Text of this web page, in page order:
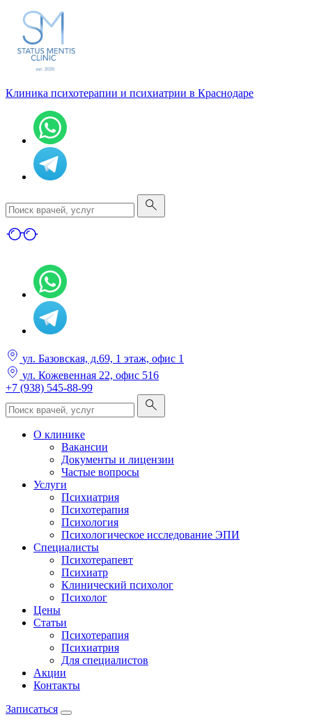
Клиника психотерапии и психиатрии в Краснодаре
ул. Базовская, д.69, 1 этаж, офис 1
ул. Кожевенная 22, офис 516
+7 (938) 545-88-99
О клинике
Вакансии
Документы и лицензии
Частые вопросы
Услуги
Психиатрия
Психотерапия
Психология
Психологическое исследование ЭПИ
Специалисты
Психотерапевт
Психиатр
Клинический психолог
Психолог
Цены
Статьи
Психотерапия
Психиатрия
Для специалистов
Акции
Контакты
Записаться